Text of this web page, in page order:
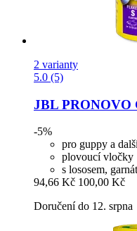
2 varianty
5.0 (5)
JBL PRONOVO
-5%
pro guppy a
plovoucí vločky
s lososem,
94,66 Kč 100,00 Kč
Doručení do 12. srpna